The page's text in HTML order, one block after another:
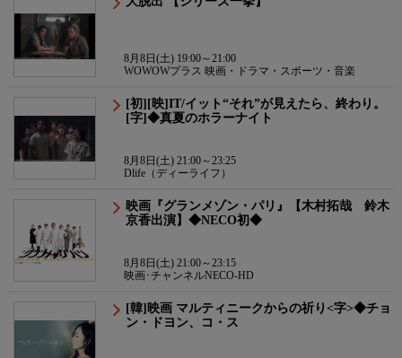
8月8日(土) 19:00～21:00
WOWOWプラス 映画・ドラマ・スポーツ・音楽
[初][映]IT/イット“それ”が見えたら、終わり。
[字]◆真夏のホラーナイト
8月8日(土) 21:00～23:25
Dlife（ディーライフ）
映画『グランメゾン・パリ』【木村拓哉 鈴木
京香出演】◆NECO初◆
8月8日(土) 21:00～23:15
映画･チャンネルNECO-HD
[韓]映画 マルティニークからの祈り<字>◆チョ
ン・ドヨン、コ・ス